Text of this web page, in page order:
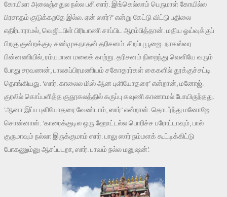
கோயிலா அலைஞ்சதுல நல்ல பசி ஸார். இங்கெல்லாம் பெருமாள் கோயில்ல
பிரசாதம் குடுக்கறதே இல்ல. ஏன் ஸார்?’ என்று கேட்டு விட்டு பதிலை
எதிர்பாராமல், வெஜிடபிள் பிரியாணி சாப்பிட ஆரம்பித்தான். மதிய ஓய்வுக்குப்
பிறகு குன்றக்குடி சண்முகநாதன் தரிசனம். சிறப்பு பூஜை. நாகஸ்வர
பின்னணியில், ரம்யமான மலைக் காற்று. தரிசனம் நிறைந்து வெளியே வரும்
போது சரவணன், பாலசுப்பிரமணியம் சகோதரர்கள் கைகளில் தூக்குச்சட்டி
தொங்கியது. ‘ஸார். காலைல மிஸ் ஆன புளியோதரை’ என்றான், மனோஜ்.
குரலில் கொப்பளித்த குதூகலத்தில் கருப்பு கவுணி காணாமல் போயிருந்தது.
‘ஆனா இப்ப புளியோதரை வேண்டாம், ஸார்’ என்றான். தொடர்ந்து மனோஜே
சொன்னான். ‘காரைக்குடில ஒரு ஹோட்டல்ல பொரிச்ச பரோட்டாவும், பால்
குருமாவும் நல்லா இருக்குமாம் ஸார். பாலு ஸார் நம்மளக் கூட்டிக்கிட்டு
போகணும்னு ஆசப்படறா, ஸார். பாவம் நல்ல மனுஷன்’.